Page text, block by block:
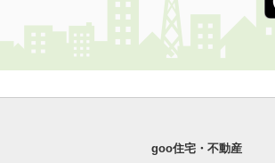
goo住宅・不動産